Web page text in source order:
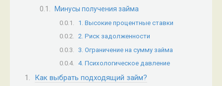
Минусы получения займа
1. Высокие процентные ставки
2. Риск задолженности
3. Ограничение на сумму займа
4. Психологическое давление
Как выбрать подходящий займ?